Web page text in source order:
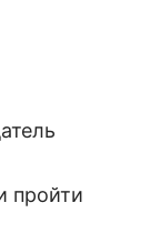
пройти